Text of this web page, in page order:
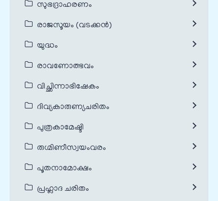
സുഭദ്രാഹരണം
രാജസൂയം (വടക്കൻ)
യുദ്ധം
രാവണോത്ഭവം
വിച്ഛിന്നാഭിഷേകം
ദിവ്യകാരുണ്യചരിതം
പുത്രകാമേഷ്ടി
രുഗ്മിണീസ്വയംവരം
പൂതനാമോക്ഷം
പ്രഹ്ലാദ ചരിതം